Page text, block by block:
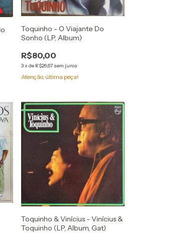
Toquinho - O Viajante Do
Sonho (LP, Album)
R$80,00
3x de R$26,67 sem juros
Atenção, última peça!
Toquinho & Vinícius - Vinícius &
Toquinho (LP, Album, Gat)